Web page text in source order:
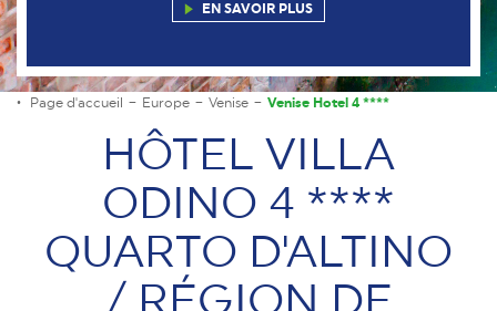
EN SAVOIR PLUS
Page d'accueil Europe Venise Venise Hotel 4 ****
HÔTEL VILLA
ODINO 4 ****
QUARTO D'ALTINO
/ RÉGION DE